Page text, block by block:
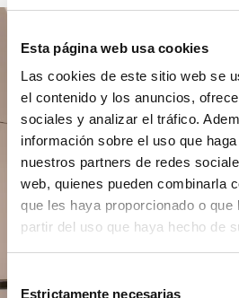
Esta página web usa cookies
Las cookies de este sitio web se
el contenido y los anuncios,
sociales y analizar el tráfico.
información sobre el uso que
nuestros partners de redes
web, quienes pueden combinarla
que les haya proporcionado o que
partir del uso que haya hecho de
Selección
Estrictamente necesarias
Planifique su
Explore nuestras creaciones
nuestras